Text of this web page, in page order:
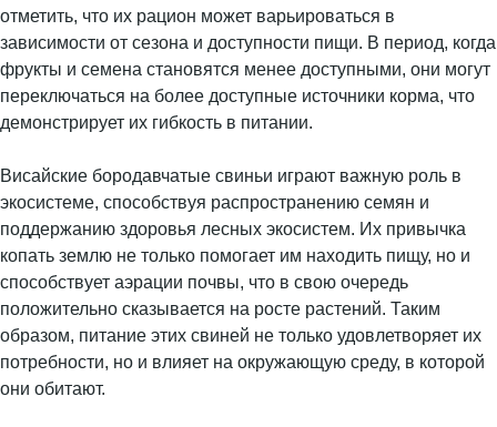
отметить, что их рацион может варьироваться в
зависимости от сезона и доступности пищи. В период, когда
фрукты и семена становятся менее доступными, они могут
переключаться на более доступные источники корма, что
демонстрирует их гибкость в питании.
Висайские бородавчатые свиньи играют важную роль в
экосистеме, способствуя распространению семян и
поддержанию здоровья лесных экосистем. Их привычка
копать землю не только помогает им находить пищу, но и
способствует аэрации почвы, что в свою очередь
положительно сказывается на росте растений. Таким
образом, питание этих свиней не только удовлетворяет их
потребности, но и влияет на окружающую среду, в которой
они обитают.